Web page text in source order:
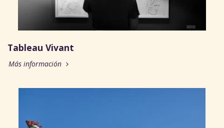
Tableau Vivant
Más información